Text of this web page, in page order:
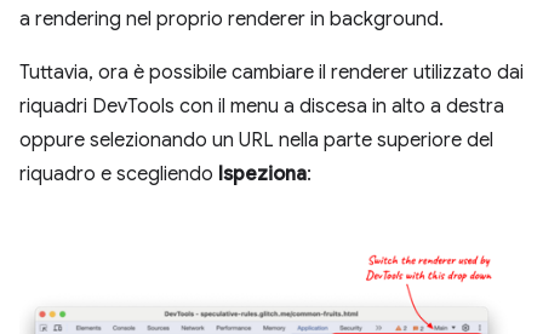
a rendering nel proprio renderer in background.
Tuttavia, ora è possibile cambiare il renderer utilizzato dai
riquadri DevTools con il menu a discesa in alto a destra
oppure selezionando un URL nella parte superiore del
riquadro e scegliendo Ispeziona: